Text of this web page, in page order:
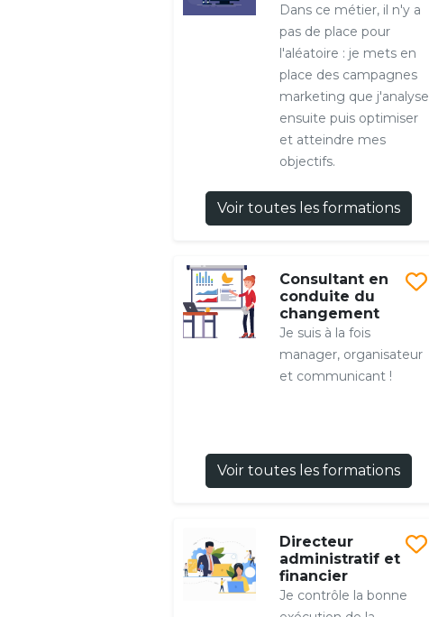
Dans ce métier, il n'y a
pas de place pour
l'aléatoire : je mets en
place des campagnes
marketing que j'analyse
ensuite puis optimiser
et atteindre mes
objectifs.
Voir toutes les formations
Consultant en
conduite du
changement
Je suis à la fois
manager, organisateur
et communicant !
Voir toutes les formations
Directeur
administratif et
financier
Je contrôle la bonne